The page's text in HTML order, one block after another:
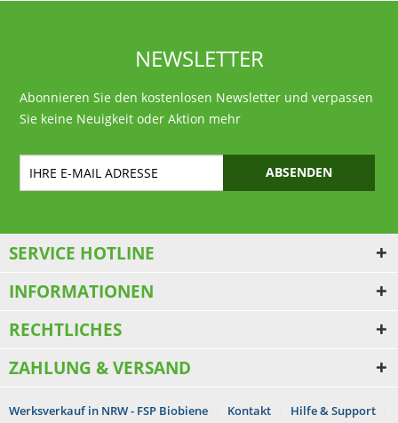
NEWSLETTER
Abonnieren Sie den kostenlosen Newsletter und verpassen
Sie keine Neuigkeit oder Aktion mehr
ABSENDEN
SERVICE HOTLINE
INFORMATIONEN
RECHTLICHES
ZAHLUNG & VERSAND
Werksverkauf in NRW - FSP Biobiene Kontakt Hilfe & Support